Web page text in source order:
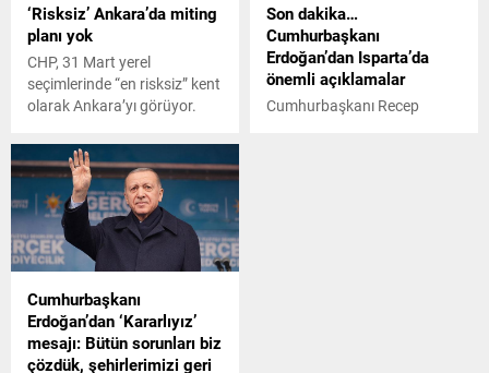
‘Risksiz’ Ankara’da miting
planı yok
CHP, 31 Mart yerel
seçimlerinde “en risksiz” kent
olarak Ankara’yı görüyor.
Son dakika…
Cumhurbaşkanı
Erdoğan’dan Isparta’da
önemli açıklamalar
Cumhurbaşkanı Recep
Cumhurbaşkanı
Erdoğan’dan ‘Kararlıyız’
mesajı: Bütün sorunları biz
çözdük, şehirlerimizi geri